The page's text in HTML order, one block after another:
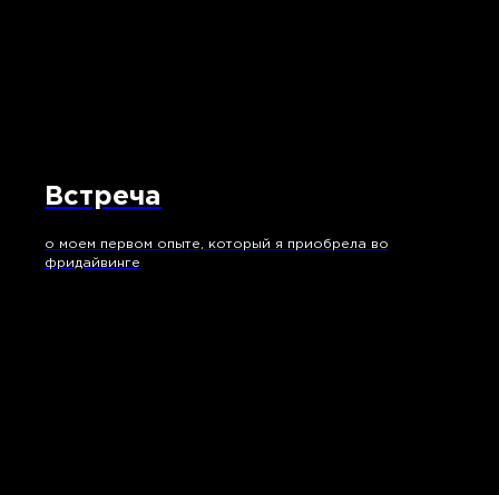
Встреча
о моем первом опыте, который я приобрела во
фридайвинге